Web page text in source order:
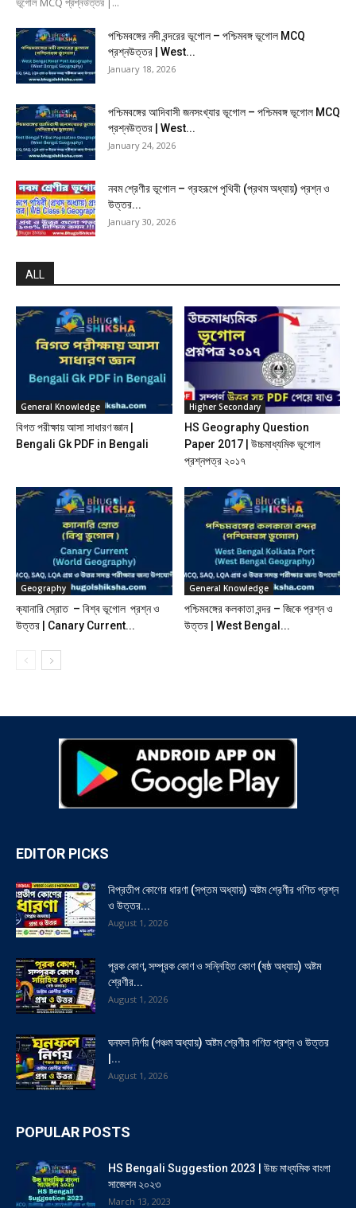
পশ্চিমবঙ্গের নদী বন্দরের ভূগোল – পশ্চিমবঙ্গ ভূগোল MCQ
প্রশ্নউত্তর | West...
January 18, 2026
পশ্চিমবঙ্গের আদিবাসী জনসংখ্যার ভূগোল – পশ্চিমবঙ্গ ভূগোল MCQ
প্রশ্নউত্তর | West...
January 24, 2026
নবম শ্রেণীর ভূগোল – গ্রহরূপে পৃথিবী (প্রথম অধ্যায়) প্রশ্ন ও
উত্তর...
January 30, 2026
ALL
General Knowledge
বিগত পরীক্ষায় আসা সাধারণ জ্ঞান |
Bengali Gk PDF in Bengali
Higher Secondary
HS Geography Question
Paper 2017 | উচ্চমাধ্যমিক ভূগোল
প্রশ্নপত্র ২০১৭
Geography
ক্যানারি স্রোত – বিশ্ব ভূগোল প্রশ্ন ও
উত্তর | Canary Current...
General Knowledge
পশ্চিমবঙ্গের কলকাতা বন্দর – জিকে প্রশ্ন ও
উত্তর | West Bengal...
EDITOR PICKS
বিপ্রতীপ কোণের ধারণা (সপ্তম অধ্যায়) অষ্টম শ্রেণীর গণিত প্রশ্ন
ও উত্তর...
August 1, 2026
পূরক কোণ, সম্পূরক কোণ ও সন্নিহিত কোণ (ষষ্ঠ অধ্যায়) অষ্টম
শ্রেণীর...
August 1, 2026
ঘনফল নির্ণয় (পঞ্চম অধ্যায়) অষ্টম শ্রেণীর গণিত প্রশ্ন ও উত্তর
|...
August 1, 2026
POPULAR POSTS
HS Bengali Suggestion 2023 | উচ্চ মাধ্যমিক বাংলা
সাজেশন ২০২৩
March 13, 2023